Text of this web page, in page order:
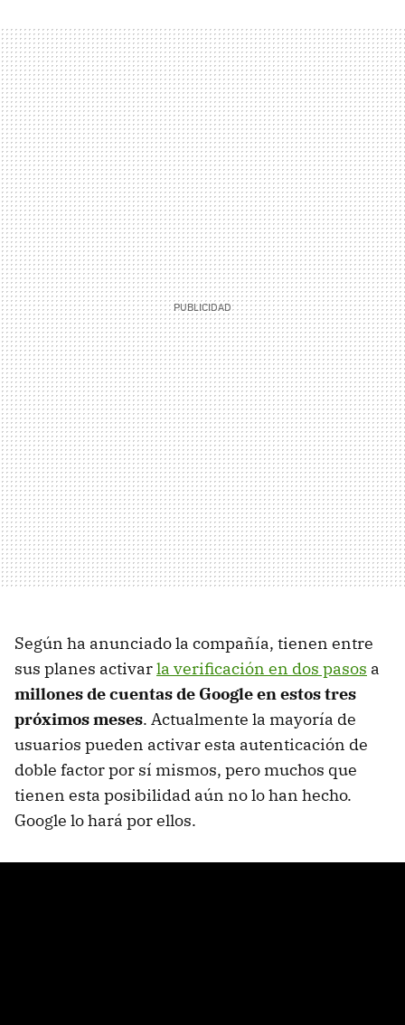
Según ha anunciado la compañía, tienen entre
sus planes activarla verificación en dos pasos a
millones de cuentas de Google en estos tres
próximos meses. Actualmente la mayoría de
usuarios pueden activar esta autenticación de
doble factor por sí mismos, pero muchos que
tienen esta posibilidad aún no lo han hecho.
Google lo hará por ellos.